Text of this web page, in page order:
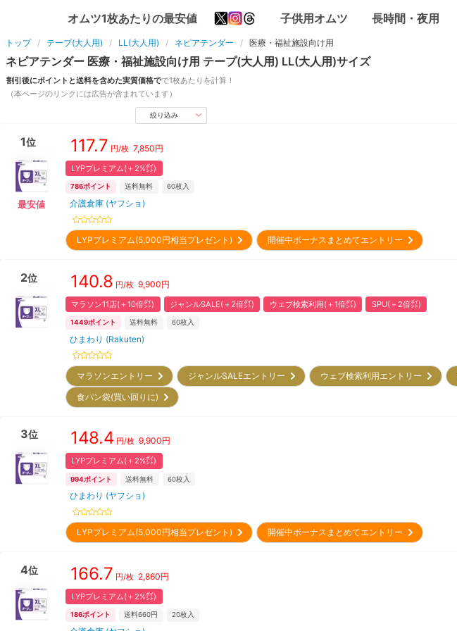
オムツ1枚あたりの最安値 子供用オムツ 長時間・夜用
トップ テープ(大人用) LL(大人用) ネピアテンダー 医療・福祉施設向け用
ネピアテンダー 医療・福祉施設向け用 テープ(大人用) LL(大人用)サイズ
割引後にポイントと送料を含めた実質価格でで1枚あたりを計算！
（本ページのリンクには広告が含まれています）
絞り込み
1位
最安値
117.7 円/枚 7,850円
LYPプレミアム(＋2%㌽)
786ポイント 送料無料 60枚入
介護倉庫 (ヤフショ)
LYPプレミアム(5,000円相当プレゼント) 開催中ボーナスまとめてエントリー
2位 140.8 円/枚 9,900円
マラソン11店(＋10倍㌽) ジャンルSALE(＋2倍㌽) ウェブ検索利用(＋1倍㌽) SPU(＋2倍㌽)
1449ポイント 送料無料 60枚入
ひまわり (Rakuten)
マラソンエントリー ジャンルSALEエントリー ウェブ検索利用エントリー
食パン袋(買い回りに)
3位 148.4 円/枚 9,900円
LYPプレミアム(＋2%㌽)
994ポイント 送料無料 60枚入
ひまわり (ヤフショ)
LYPプレミアム(5,000円相当プレゼント) 開催中ボーナスまとめてエントリー
4位 166.7 円/枚 2,860円
LYPプレミアム(＋2%㌽)
186ポイント 送料660円 20枚入